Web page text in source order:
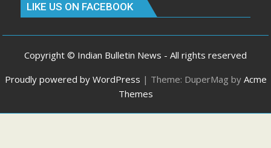
LIKE US ON FACEBOOK
Copyright © Indian Bulletin News - All rights reserved
Proudly powered by WordPress | Theme: DuperMag by Acme
Themes